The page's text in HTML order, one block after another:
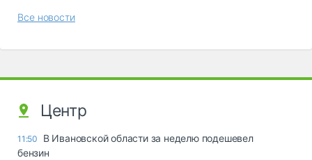
Все новости
Центр
11:50
В Ивановской области за неделю подешевел
бензин